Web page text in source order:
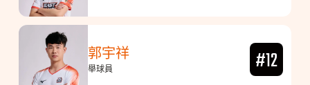
郭宇祥
舉球員 #12